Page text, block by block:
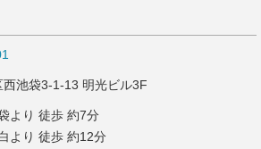
西池袋3-1-13 明光ビル3F
より 徒歩 約7分
より 徒歩 約12分